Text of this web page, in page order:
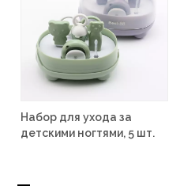
Набор для ухода за
детскими ногтями, 5 шт.